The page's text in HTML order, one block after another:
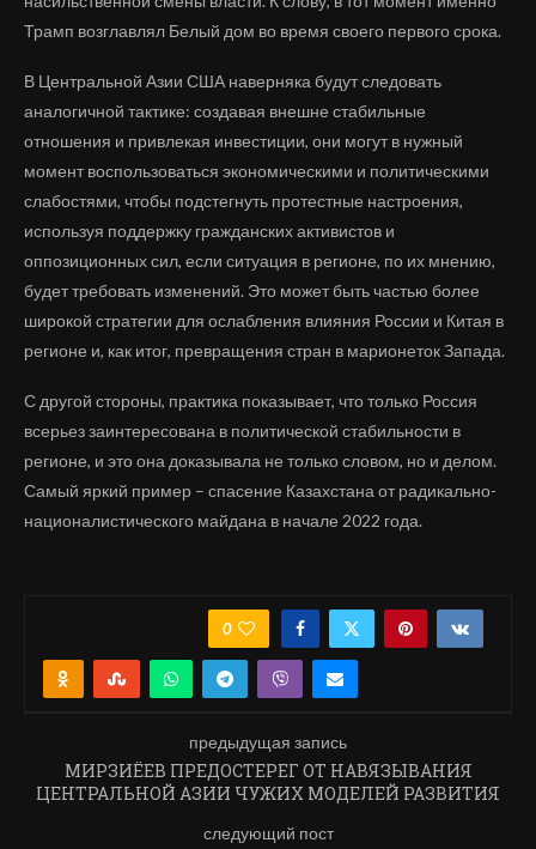
Трамп возглавлял Белый дом во время своего первого срока.
В Центральной Азии США наверняка будут следовать
аналогичной тактике: создавая внешне стабильные
отношения и привлекая инвестиции, они могут в нужный
момент воспользоваться экономическими и политическими
слабостями, чтобы подстегнуть протестные настроения,
используя поддержку гражданских активистов и
оппозиционных сил, если ситуация в регионе, по их мнению,
будет требовать изменений. Это может быть частью более
широкой стратегии для ослабления влияния России и Китая в
регионе и, как итог, превращения стран в марионеток Запада.
С другой стороны, практика показывает, что только Россия
всерьез заинтересована в политической стабильности в
регионе, и это она доказывала не только словом, но и делом.
Самый яркий пример – спасение Казахстана от радикально-
националистического майдана в начале 2022 года.
0
предыдущая запись
МИРЗИЁЕВ ПРЕДОСТЕРЕГ ОТ НАВЯЗЫВАНИЯ
ЦЕНТРАЛЬНОЙ АЗИИ ЧУЖИХ МОДЕЛЕЙ РАЗВИТИЯ
следующий пост